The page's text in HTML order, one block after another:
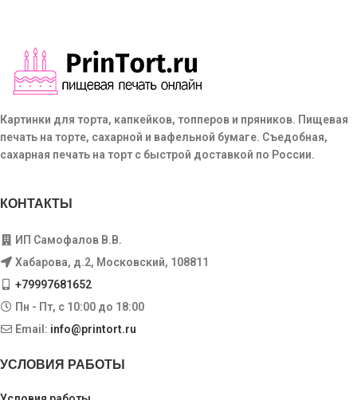
Картинки для торта, капкейков, топперов и пряников. Пищевая
печать на торте, сахарной и вафельной бумаге. Съедобная,
сахарная печать на торт с быстрой доставкой по России.
КОНТАКТЫ
ИП Самофалов В.В.
Хабарова, д.2, Московский, 108811
+79997681652
Пн - Пт, с 10:00 до 18:00
Email: info@printort.ru
УСЛОВИЯ РАБОТЫ